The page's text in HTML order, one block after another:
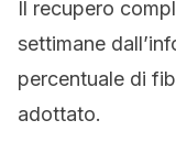
Il recupero
settimane
percentuale di
adottato.